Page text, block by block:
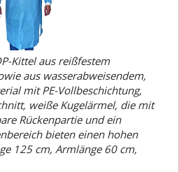
Kittel aus reißfestem
aus wasserabweisendem,
mit PE-Vollbeschichtung,
weiße Kugelärmel, die mit
Rückenpartie und ein
bieten einen hohen
125 cm, Armlänge 60 cm,